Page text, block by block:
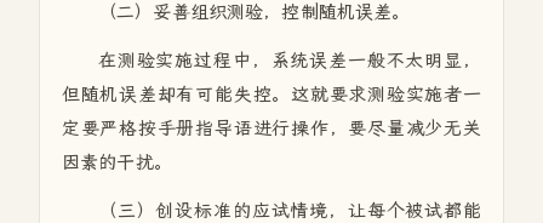
（二）妥善组织测验，控制随机误差。
在测验实施过程中，系统误差一般不太明显，
但随机误差却有可能失控。这就要求测验实施者一
定要严格按手册指导语进行操作，要尽量减少无关
因素的干扰。
（三）创设标准的应试情境，让每个被试都能